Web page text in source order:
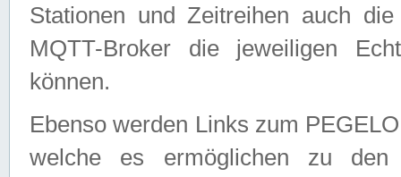
Stationen und Zeitreihen auch
MQTT-Broker die jeweiligen
können.
Ebenso werden Links zum
welche es ermöglichen zu den